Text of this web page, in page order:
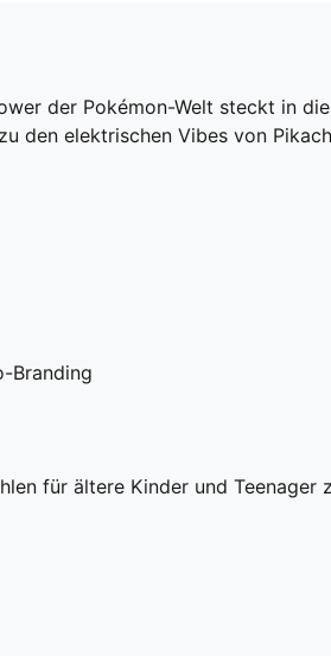
der Pokémon-Welt steckt in
den elektrischen Vibes von
Branding
für ältere Kinder und Teenager